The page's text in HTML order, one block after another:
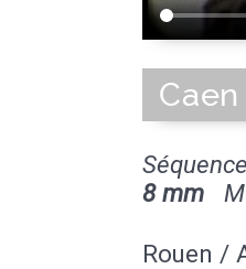
8 mm
Rouen /